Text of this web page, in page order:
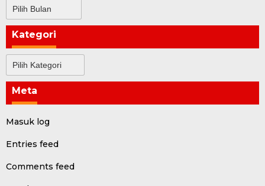
Kategori
Meta
Masuk log
Entries feed
Comments feed